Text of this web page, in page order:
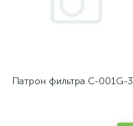
Патрон фильтра C-001G-3